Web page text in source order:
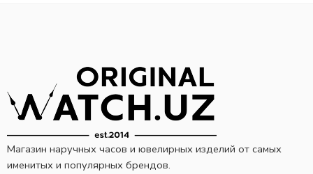
Магазин наручных часов и ювелирных изделий от самых
именитых и популярных брендов.